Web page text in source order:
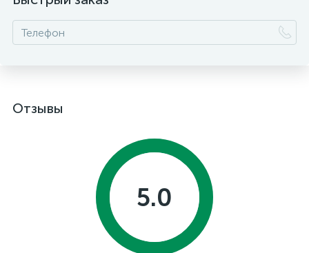
Отзывы
5.0